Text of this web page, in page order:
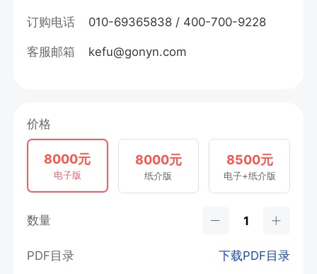
订购电话 010-69365838 / 400-700-9228
客服邮箱 kefu@gonyn.com
价格
8000元
电子版
8000元
纸介版
8500元
电子+纸介版
数量
PDF目录 下载PDF目录